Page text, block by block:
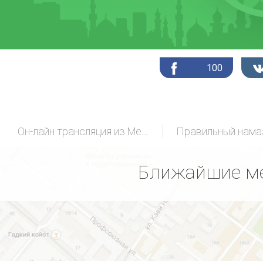
100
Он-лайн трансляция из Мекки
Ближайшие